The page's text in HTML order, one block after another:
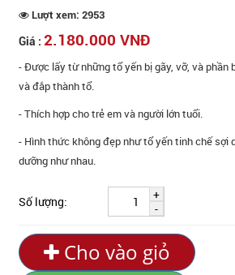
Lượt xem: 2953
Giá :2.180.000 VNĐ
- Được lấy từ những tổ yến bị gãy, vỡ, và phần
và đắp thành tổ.
- Thích hợp cho trẻ em và người lớn tuổi.
- Hình thức không đẹp như tổ yến tinh chế sợi
dưỡng như nhau.
Số lượng:
+
-
Cho vào giỏ